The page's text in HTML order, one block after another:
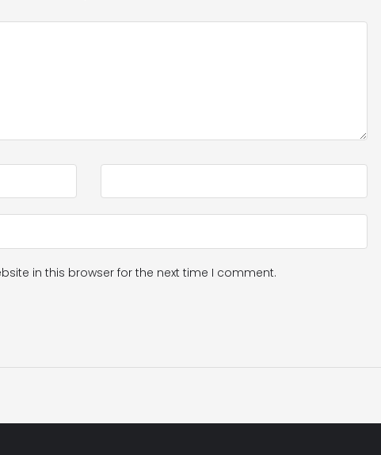
in this browser for the next time I comment.